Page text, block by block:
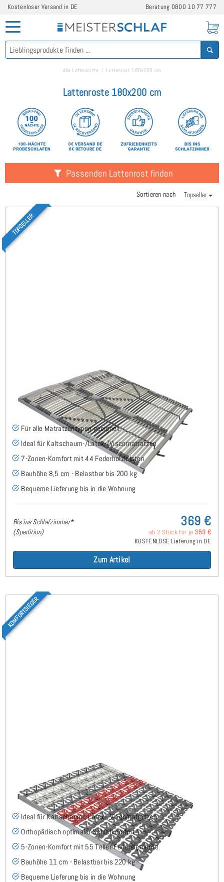
Kostenloser Versand in DE Beratung 0800 10 77 777
Alle Lattenroste Lattenrost 180x200 cm
Lattenroste 180x200 cm
Passenden Lattenrost finden
Sortieren nach Topseller
TOPSELLER
Nimbo 44 NV - Lattenrost 180x200 cm (2x90x200)
(186)
Für alle Matratzentypen geeignet
Ideal für Kaltschaum-/Latex-/Viscomatratzen
7-Zonen-Komfort mit 44 Federholzleisten
Bauhöhe 8,5 cm - Belastbar bis 200 kg
Bequeme Lieferung bis in die Wohnung
Bis ins Schlafzimmer*
(Spedition)
369 €
ab 2 Stück für je 359 €
KOSTENLOSE Lieferung in DE
Zum Artikel
KOMFORTSIEGER
Cirro NV - Tellerlattenrost 180x200 cm (2x90x200)
(58)
Ideal für Kaltschaum-, Latex-, Viscomatratzen
Orthopädisch optimaler Schlafkomfort
5-Zonen-Komfort mit 55 Teller-Federelemente
Bauhöhe 11 cm - Belastbar bis 220 kg
Bequeme Lieferung bis in die Wohnung